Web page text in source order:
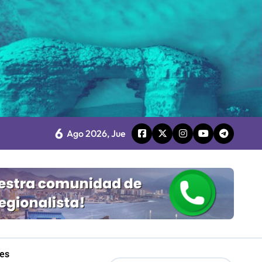
2.0”
6 Ago 2026, Jue